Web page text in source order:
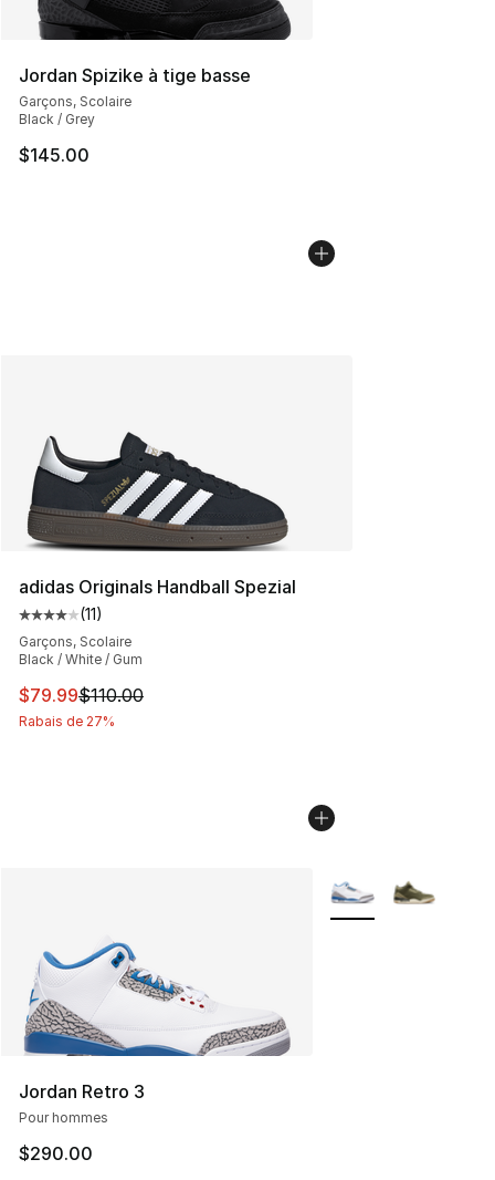
Jordan Spizike à tige basse
Garçons, Scolaire
Black / Grey
$145.00
adidas Originals Handball Spezial
Cote moyenne du client - [4 sur 5 étoiles], 11
(11)
Garçons, Scolaire
Black / White / Gum
Cet article est en solde. Le prix est passé de $110.00 à
$79.99$110.00
Rabais de 27%
Jordan Retro 3
Pour hommes
$290.00
Plus de couleurs